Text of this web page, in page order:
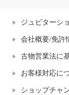
ジュピターシ
会社概要/免許
古物営業法に
お客様対応に
ショップチャ